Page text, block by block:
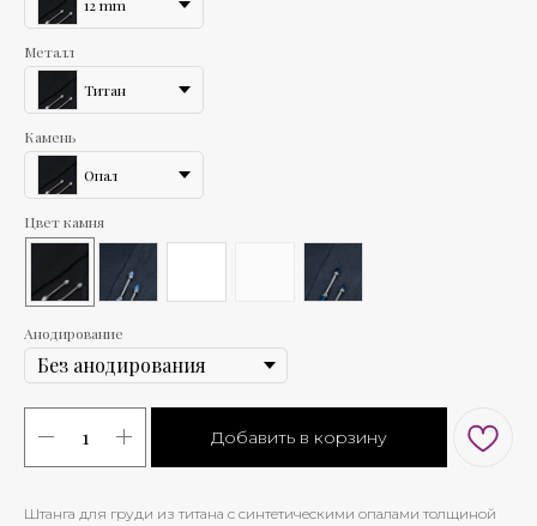
12 mm
Металл
Титан
Камень
Опал
Цвет камня
Анодирование
Добавить в корзину
Штанга для груди из титана с синтетическими опалами толщиной